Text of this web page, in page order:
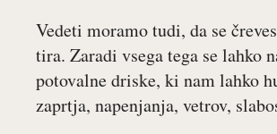
Vedeti moramo tudi, da se
tira. Zaradi vsega tega se lahko
potovalne driske, ki nam lahko
zaprtja, napenjanja, vetrov,